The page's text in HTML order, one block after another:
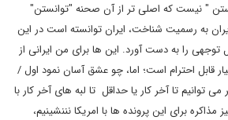
" نیست که اصلی تر از آن صحنه "توانستن"
به رسمیت شناخت، ایران توانسته است در این
را به دست آورد. این ها برای من ایرانی از
قابل احترام است؛ اما، چو عشق آسان نمود اول /
توانیم تا آخر کار یا حداقل تا لبه های آخر کار با
مذاکره برای این پرونده ها با امریکا نننشینیم،